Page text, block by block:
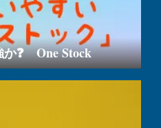
❓ One Stock